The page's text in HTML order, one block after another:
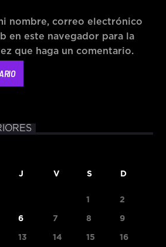
nombre, correo electrónico
en este navegador para la
que haga un comentario.
J V S D
1 2
6 7 8 9
13 14 15 16